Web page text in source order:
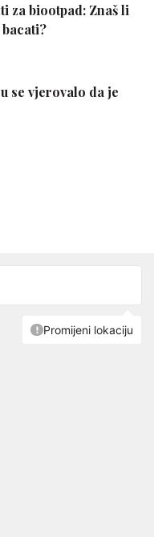
za biootpad: Znaš li
se vjerovalo da je